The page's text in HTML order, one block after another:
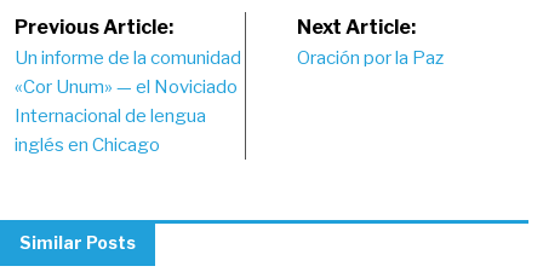
Post
navigation
Previous Article:
Un informe de la comunidad
«Cor Unum» — el Noviciado
Internacional de lengua
inglés en Chicago
Next Article:
Oración por la Paz
Similar Posts